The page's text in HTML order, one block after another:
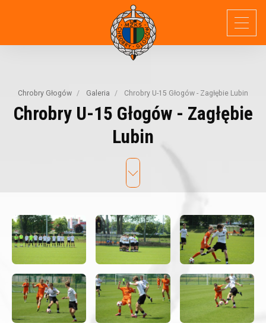
Chrobry Głogów Galeria Chrobry U-15 Głogów - Zagłębie Lubin
Chrobry U-15 Głogów - Zagłębie
Lubin